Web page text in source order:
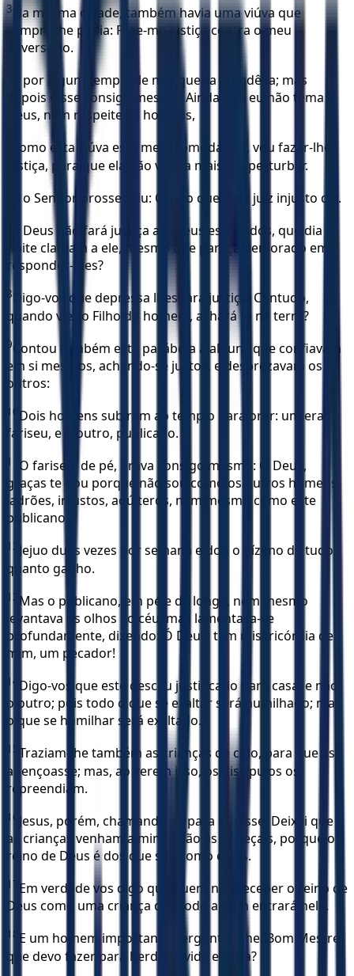
3
Na mesma cidade, também havia uma viúva que
sempre lhe pedia: Faze-me justiça contra o meu
adversário.
E por algum tempo ele não queria atendê-la; mas
depois disse consigo mesmo: Ainda que eu não tema a
Deus, nem respeite os homens,
como esta viúva está me incomodando, vou fazer-lhe
justiça, para que ela não venha mais me perturbar.
E o Senhor prosseguiu: Ouvi o que esse juiz injusto diz.
E Deus não fará justiça aos seus escolhidos, que dia e
noite clamam a ele, mesmo que pareça demorado em
responder-lhes?
8 Digo-vos que depressa lhes fará justiça. Contudo,
quando vier o Filho do homem, achará fé na terra?
9Contou também esta parábola a alguns que confiavam
em si mesmos, achando-se justos, e desprezavam os
outros:
10 Dois homens subiram ao templo para orar: um era
fariseu, e o outro, publicano.
11
O fariseu, de pé, orava consigo mesmo: Ó Deus,
graças te dou porque não sou como os outros homens,
ladrões, injustos, adúlteros, nem mesmo como este
publicano.
12 Jejuo duas vezes por semana e dou o dízimo de tudo
quanto ganho.
13 Mas o publicano, em pé e de longe, nem mesmo
levantava os olhos ao céu, mas lamentava-se
profundamente, dizendo: Ó Deus, tem misericórdia de
mim, um pecador!
14 Digo-vos que este desceu justificado para casa, e não
o outro; pois todo o que se exaltar será humilhado; mas
o que se humilhar será exaltado.
15 Traziam-lhe também as crianças de colo, para que as
abençoasse; mas, ao verem isso, os discípulos os
repreendiam.
16 Jesus, porém, chamando-as para si, disse: Deixai que
as crianças venham a mim e não as impeçais, porque o
reino de Deus é dos que são como estas.
17 Em verdade vos digo que quem não receber o reino de
Deus como uma criança de modo algum entrará nele.
18 E um homem importante perguntou-lhe: Bom Mestre,
que devo fazer para herdar a vida eterna?